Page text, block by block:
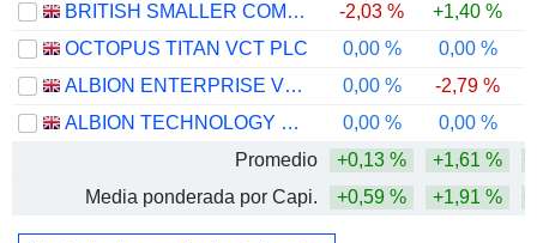
BRITISH SMALLER COMPANIES VCT PLC
-2,03 % +1,40 %
OCTOPUS TITAN VCT PLC
0,00 % 0,00 %
ALBION ENTERPRISE VCT PLC
0,00 % -2,79 %
ALBION TECHNOLOGY & GENERAL VCT PLC
0,00 % 0,00 %
Promedio
+0,13 % +1,61 %
Media ponderada por Capi.
+0,59 % +1,91 %